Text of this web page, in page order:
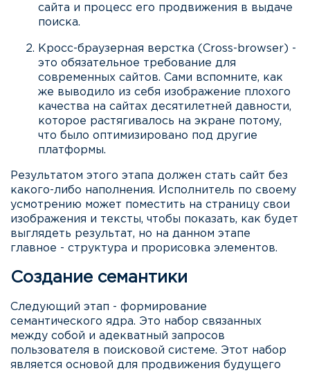
сайта и процесс его продвижения в выдаче
поиска.
Кросс-браузерная верстка (Cross-browser) -
это обязательное требование для
современных сайтов. Сами вспомните, как
же выводило из себя изображение плохого
качества на сайтах десятилетней давности,
которое растягивалось на экране потому,
что было оптимизировано под другие
платформы.
Результатом этого этапа должен стать сайт без
какого-либо наполнения. Исполнитель по своему
усмотрению может поместить на страницу свои
изображения и тексты, чтобы показать, как будет
выглядеть результат, но на данном этапе
главное - структура и прорисовка элементов.
Создание семантики
Следующий этап - формирование
семантического ядра. Это набор связанных
между собой и адекватный запросов
пользователя в поисковой системе. Этот набор
является основой для продвижения будущего